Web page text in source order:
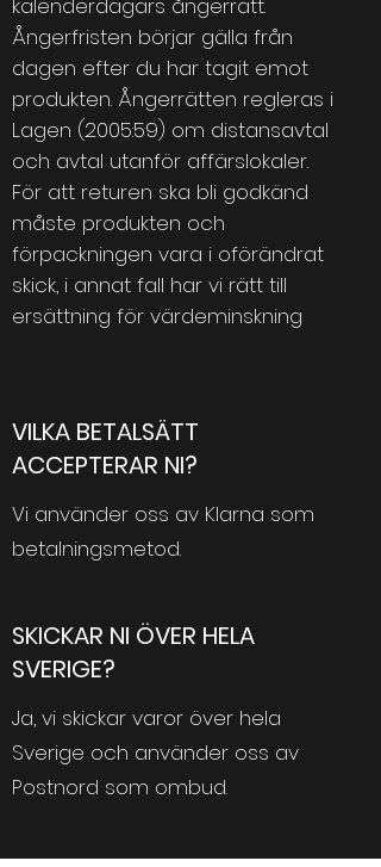
Ångerfristen börjar gälla från
dagen efter du har tagit emot
produkten. Ångerrätten regleras i
Lagen (2005:59) om distansavtal
och avtal utanför affärslokaler.
För att returen ska bli godkänd
måste produkten och
förpackningen vara i oförändrat
skick, i annat fall har vi rätt till
ersättning för värdeminskning
VILKA BETALSÄTT
ACCEPTERAR NI?
Vi använder oss av Klarna som
betalningsmetod.
SKICKAR NI ÖVER HELA
SVERIGE?
Ja, vi skickar varor över hela
Sverige och använder oss av
Postnord som ombud.